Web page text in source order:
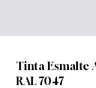
Tinta Esmalte
RAL 7047